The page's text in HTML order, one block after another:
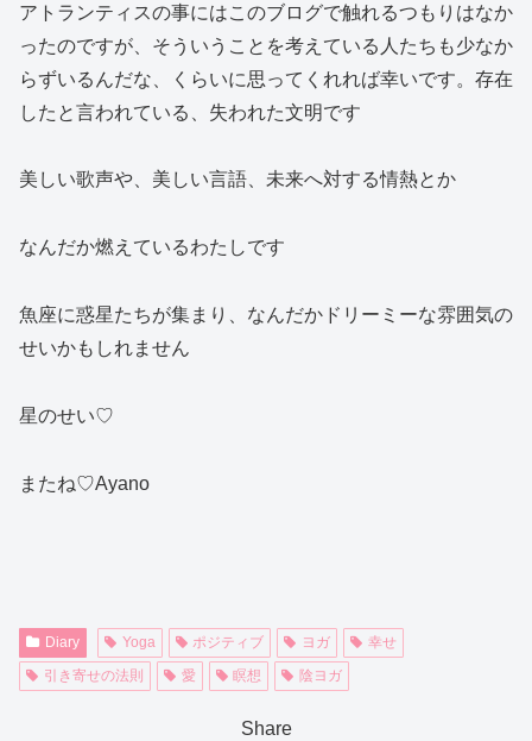
アトランティスの事にはこのブログで触れるつもりはなか
ったのですが、そういうことを考えている人たちも少なか
らずいるんだな、くらいに思ってくれれば幸いです。存在
したと言われている、失われた文明です
美しい歌声や、美しい言語、未来へ対する情熱とか
なんだか燃えているわたしです
魚座に惑星たちが集まり、なんだかドリーミーな雰囲気の
せいかもしれません
星のせい♡
またね♡Ayano
Diary Yoga ポジティブ ヨガ
幸せ
引き寄せの法則
愛 瞑想 陰ヨガ
Share